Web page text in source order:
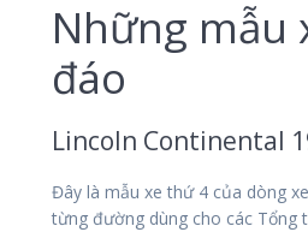
Những mẫu
đáo
Lincoln Continental
Đây là mẫu xe thứ 4 của dòng
từng đường dùng cho các Tổng